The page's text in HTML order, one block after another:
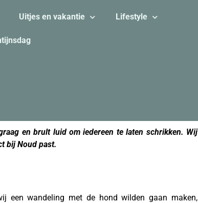
Uitjes en vakantie Lifestyle
en brult luid om iedereen te laten schrikken. Wij
bij Noud past.
een wandeling met de hond wilden gaan maken,